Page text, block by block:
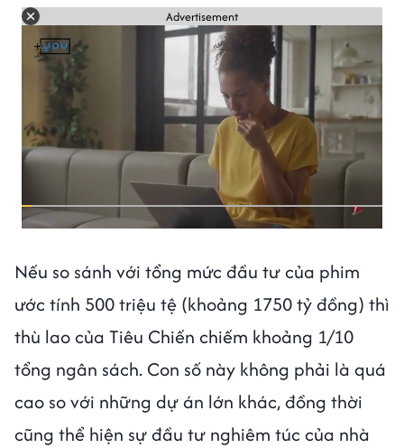
Advertisement
Nếu so sánh với tổng mức đầu tư của phim
ước tính 500 triệu tệ (khoảng 1750 tỷ đồng) thì
thù lao của Tiêu Chiến chiếm khoảng 1/10
tổng ngân sách. Con số này không phải là quá
cao so với những dự án lớn khác, đồng thời
cũng thể hiện sự đầu tư nghiêm túc của nhà